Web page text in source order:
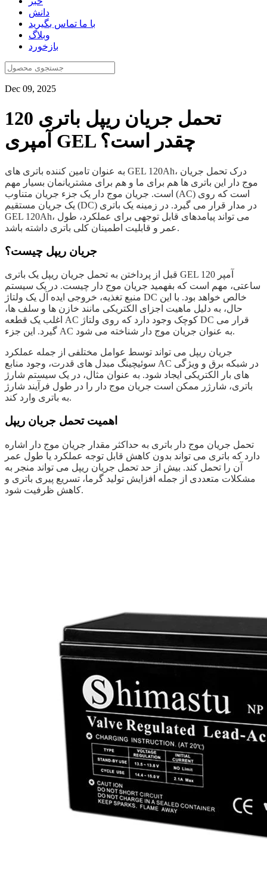
دانش
با ما تماس بگیرید
وبلاگ
بازخورد
Dec 09, 2025
تحمل جریان ریپل باتری 120
آمپری GEL چقدر است؟
به عنوان تامین کننده باتری های GEL 120Ah، درک تحمل جریان
موج دار این باتری ها هم برای ما و هم برای مشتریانمان بسیار مهم
است. جریان موج دار یک جزء جریان متناوب (AC) است که روی
یک جریان مستقیم (DC) در مدار قرار می گیرد. در زمینه یک باتری
GEL 120Ah، می تواند پیامدهای قابل توجهی برای عملکرد، طول
عمر و قابلیت اطمینان کلی باتری داشته باشد.
جریان ریپل چیست؟
قبل از پرداختن به تحمل جریان ریپل یک باتری GEL 120 آمپر
ساعتی، مهم است که بفهمید جریان موج دار چیست. در یک سیستم
منبع تغذیه، خروجی ایده آل یک ولتاژ DC خالص خواهد بود. با این
حال، به دلیل ماهیت اجزای الکتریکی مانند خازن ها و سلف ها،
اغلب یک قطعه AC کوچک وجود دارد که روی ولتاژ DC قرار می
گیرد. این جزء AC به عنوان جریان موج دار شناخته می شود.
جریان ریپل می تواند توسط عوامل مختلفی از جمله عملکرد
سوئیچینگ مبدل های قدرت، وجود منابع AC در شبکه برق و ویژگی
های بار الکتریکی ایجاد شود. به عنوان مثال، در یک سیستم شارژ
باتری، شارژر ممکن است جریان موج دار را در طول فرآیند شارژ
به باتری وارد کند.
اهمیت تحمل جریان ریپل
تحمل جریان موج دار باتری به حداکثر مقدار جریان موج دار اشاره
دارد که باتری می تواند بدون کاهش قابل توجه عملکرد یا طول عمر
آن را تحمل کند. بیش از حد تحمل جریان ریپل می تواند منجر به
مشکلات متعددی از جمله افزایش تولید گرما، تسریع پیری باتری و
کاهش ظرفیت شود.